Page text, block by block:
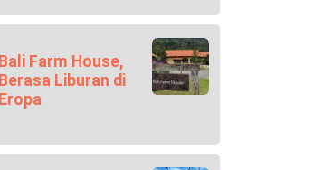
Bali Farm House,
Berasa Liburan di
Eropa